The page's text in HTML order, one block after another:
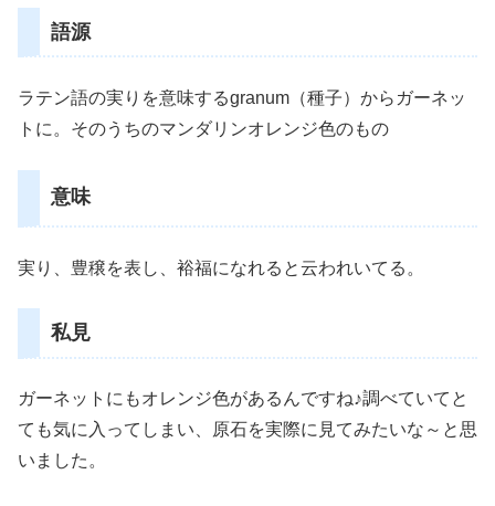
語源
ラテン語の実りを意味するgranum（種子）からガーネッ
トに。そのうちのマンダリンオレンジ色のもの
意味
実り、豊穣を表し、裕福になれると云われいてる。
私見
ガーネットにもオレンジ色があるんですね♪調べていてと
ても気に入ってしまい、原石を実際に見てみたいな～と思
いました。